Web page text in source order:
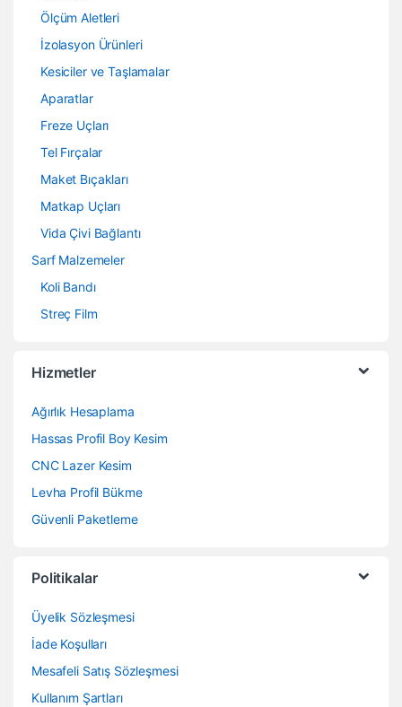
Ölçüm Aletleri
İzolasyon Ürünleri
Kesiciler ve Taşlamalar
Aparatlar
Freze Uçları
Tel Fırçalar
Maket Bıçakları
Matkap Uçları
Vida Çivi Bağlantı
Sarf Malzemeler
Koli Bandı
Streç Film
Hizmetler
Ağırlık Hesaplama
Hassas Profil Boy Kesim
CNC Lazer Kesim
Levha Profil Bükme
Güvenli Paketleme
Politikalar
Üyelik Sözleşmesi
İade Koşulları
Mesafeli Satış Sözleşmesi
Kullanım Şartları